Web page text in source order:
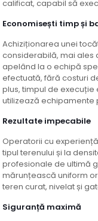
calificat, capabil să
Economisești timp și
Achiziționarea unei
considerabilă, mai ales
apelând la o echipă
efectuată, fără costuri
plus, timpul de
utilizează echipamente
Rezultate impecabile
Operatorii cu
tipul terenului și la
profesionale de ultimă
mărunțească uniform
teren curat, nivelat și
Siguranță maximă